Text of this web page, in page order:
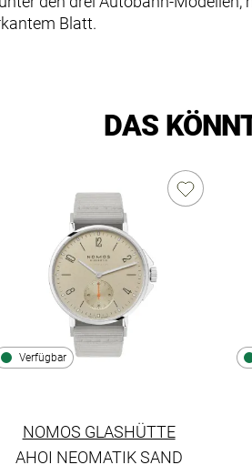
Blatt.
DAS
Verfügbar
NOMOS GLASHÜTTE
AHOI NEOMATIK SAND